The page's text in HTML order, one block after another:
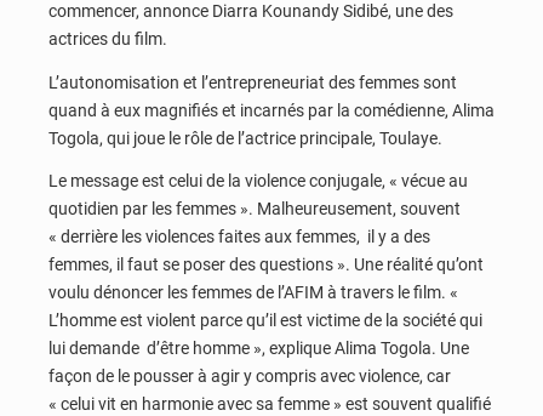
commencer, annonce Diarra Kounandy Sidibé, une des
actrices du film.
L’autonomisation et l’entrepreneuriat des femmes sont
quand à eux magnifiés et incarnés par la comédienne, Alima
Togola, qui joue le rôle de l’actrice principale, Toulaye.
Le message est celui de la violence conjugale, « vécue au
quotidien par les femmes ». Malheureusement, souvent
« derrière les violences faites aux femmes, il y a des
femmes, il faut se poser des questions ». Une réalité qu’ont
voulu dénoncer les femmes de l’AFIM à travers le film. «
L’homme est violent parce qu’il est victime de la société qui
lui demande d’être homme », explique Alima Togola. Une
façon de le pousser à agir y compris avec violence, car
« celui vit en harmonie avec sa femme » est souvent qualifié